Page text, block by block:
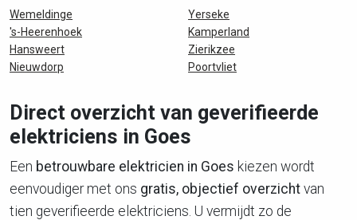
Wemeldinge
's-Heerenhoek
Hansweert
Nieuwdorp
Yerseke
Kamperland
Zierikzee
Poortvliet
Direct overzicht van geverifieerde
elektriciens in Goes
Een betrouwbare elektricien in Goes kiezen wordt
eenvoudiger met ons gratis, objectief overzicht van
tien geverifieerde elektriciens. U vermijdt zo de